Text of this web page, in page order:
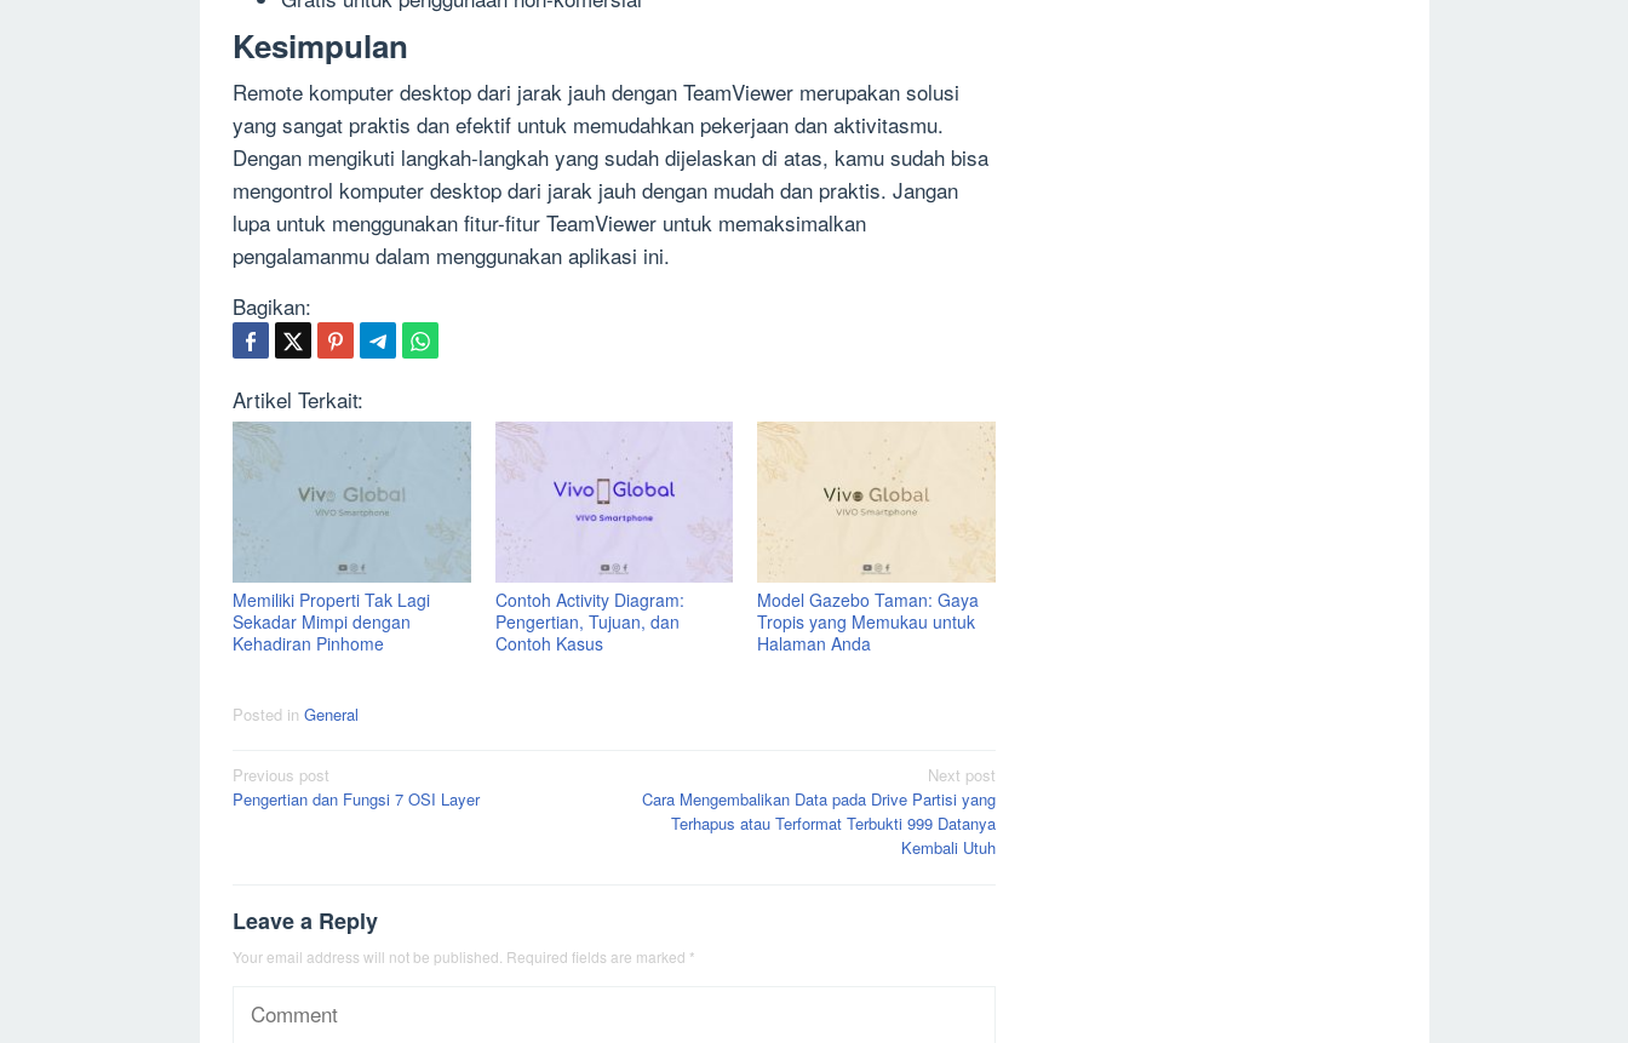
Kesimpulan
Remote komputer desktop dari jarak jauh dengan TeamViewer merupakan solusi
yang sangat praktis dan efektif untuk memudahkan pekerjaan dan aktivitasmu.
Dengan mengikuti langkah-langkah yang sudah dijelaskan di atas, kamu sudah bisa
mengontrol komputer desktop dari jarak jauh dengan mudah dan praktis. Jangan
lupa untuk menggunakan fitur-fitur TeamViewer untuk memaksimalkan
pengalamanmu dalam menggunakan aplikasi ini.
Bagikan:
Artikel Terkait:
Memiliki Properti Tak Lagi
Sekadar Mimpi dengan
Kehadiran Pinhome
Contoh Activity Diagram:
Pengertian, Tujuan, dan
Contoh Kasus
Model Gazebo Taman: Gaya
Tropis yang Memukau untuk
Halaman Anda
Posted in General
Post
navigation
Previous post
Pengertian dan Fungsi 7 OSI Layer
Next post
Cara Mengembalikan Data pada Drive Partisi yang
Terhapus atau Terformat Terbukti 999 Datanya
Kembali Utuh
Leave a Reply
Your email address will not be published. Required fields are marked *